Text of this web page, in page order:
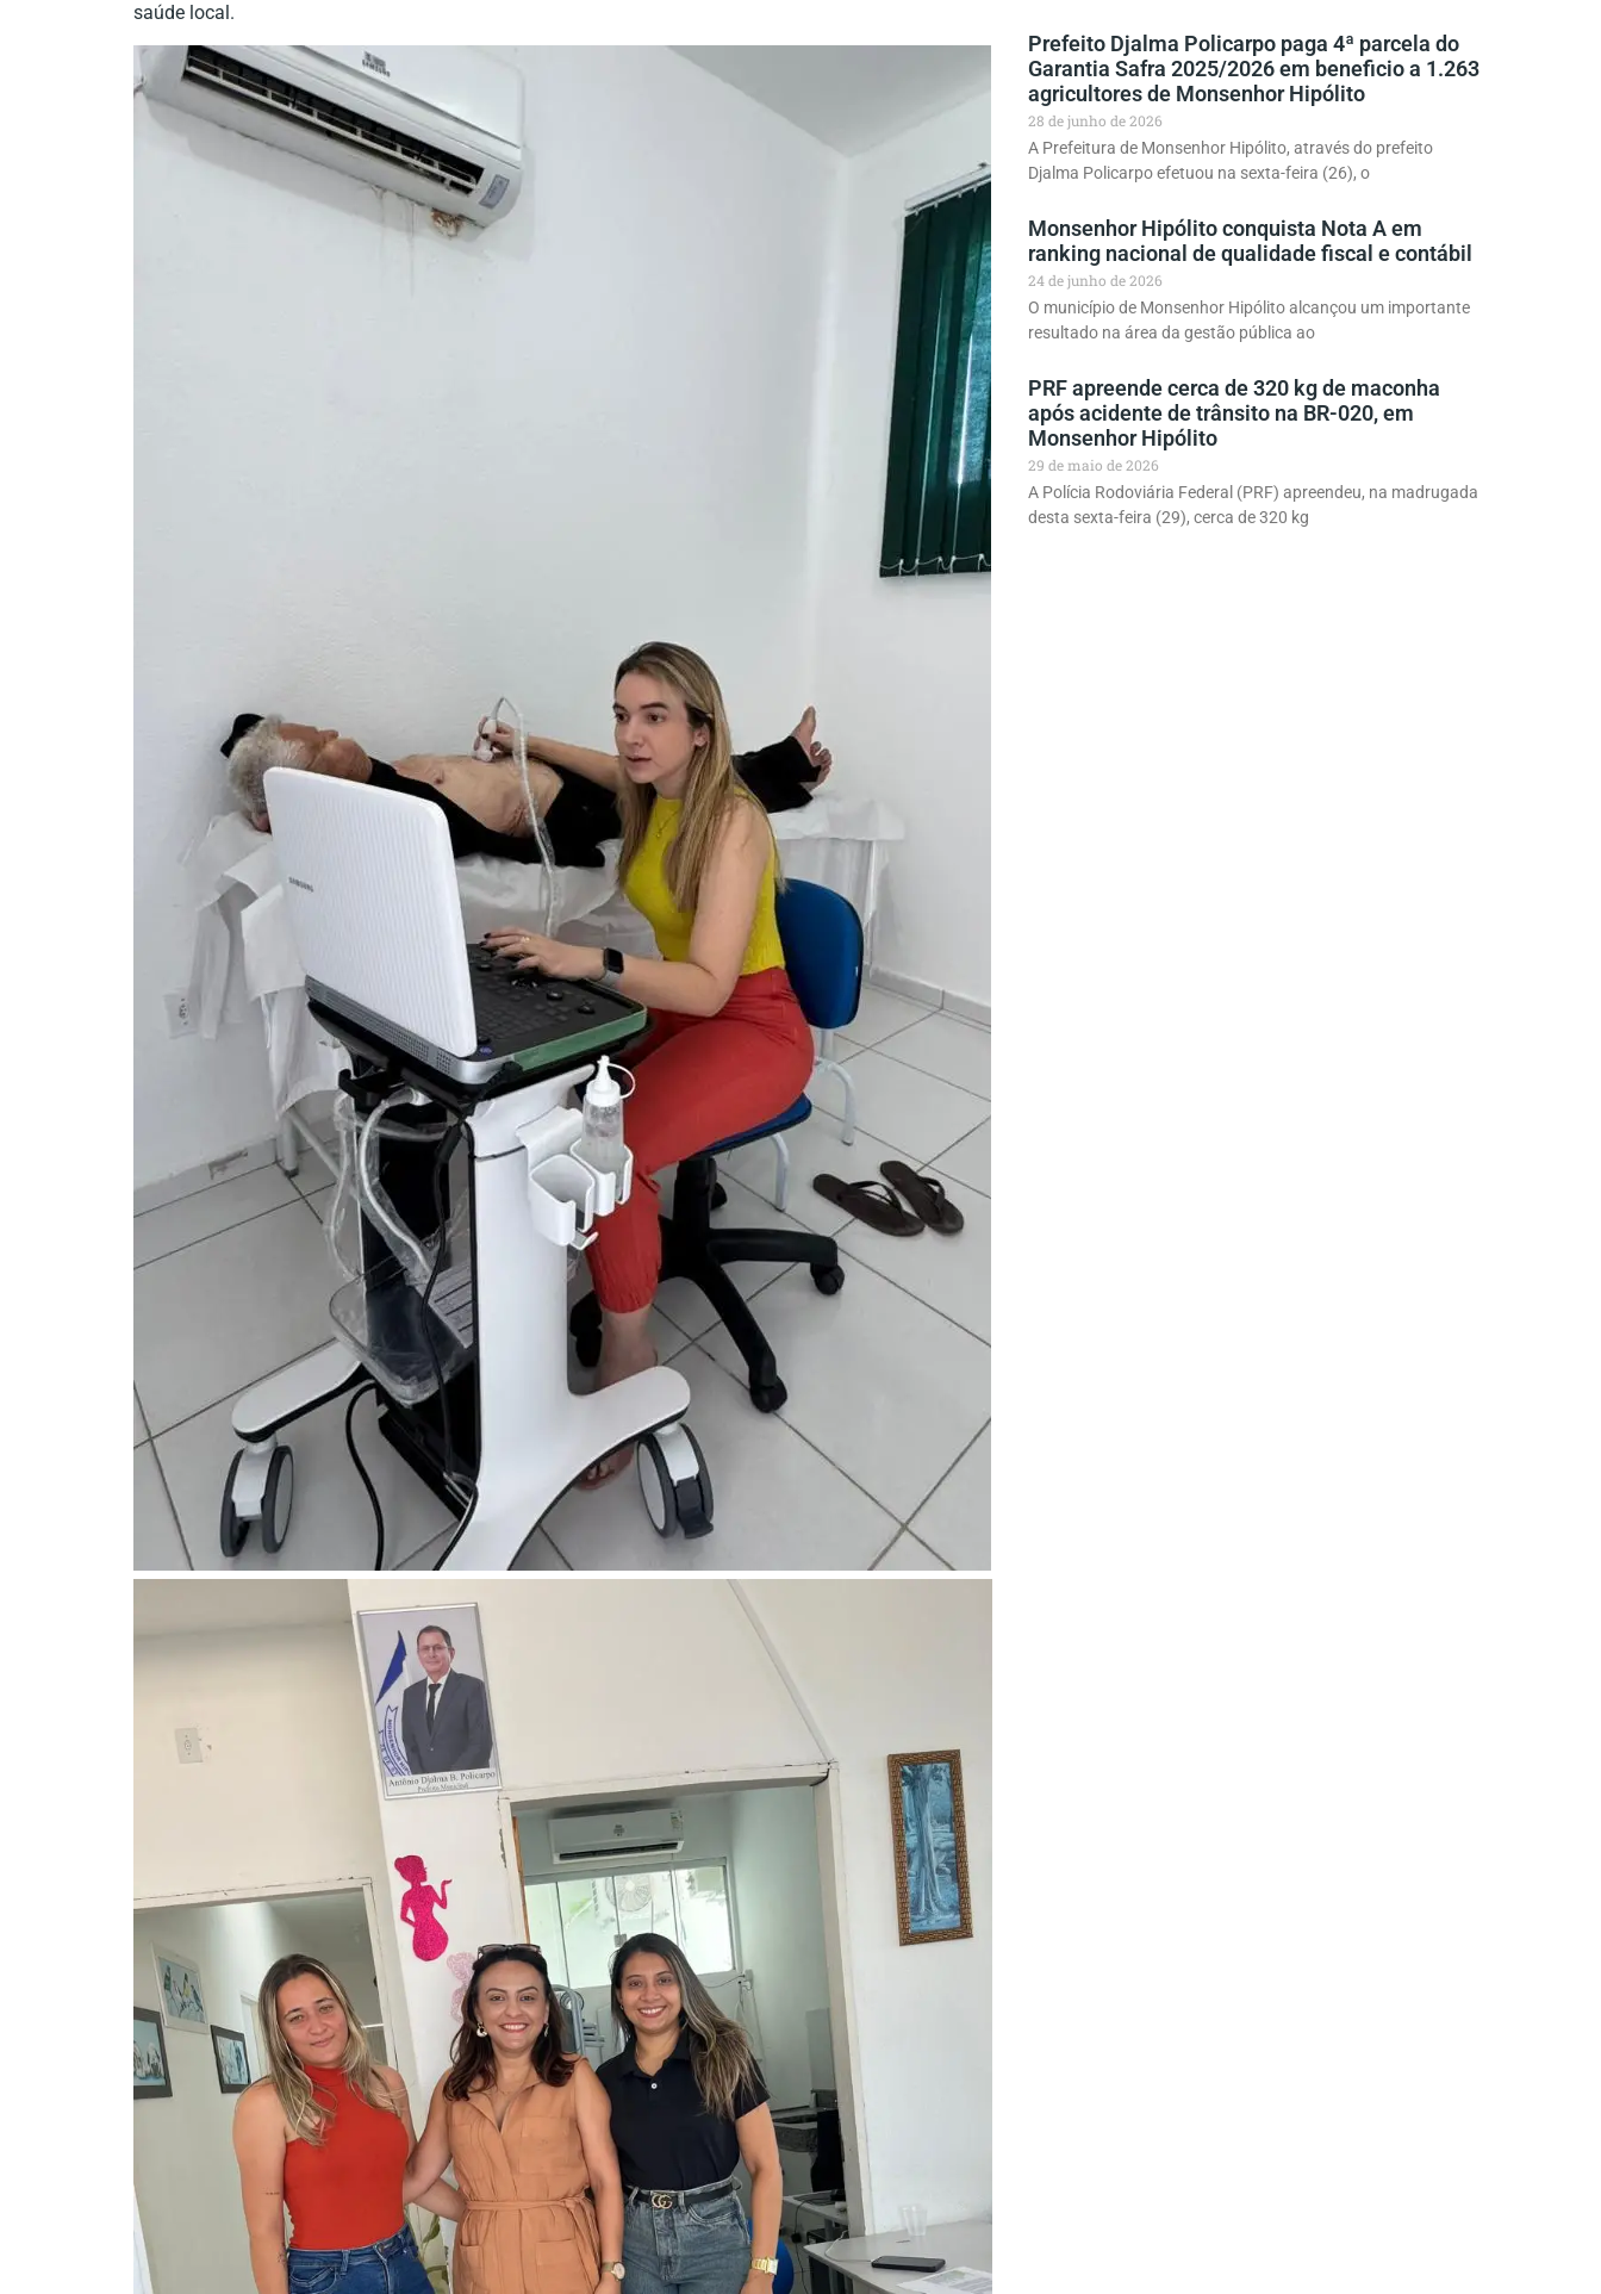
saúde local.
Prefeito Djalma Policarpo paga 4ª parcela do
Garantia Safra 2025/2026 em beneficio a 1.263
agricultores de Monsenhor Hipólito
28 de junho de 2026
A Prefeitura de Monsenhor Hipólito, através do prefeito
Djalma Policarpo efetuou na sexta-feira (26), o
Monsenhor Hipólito conquista Nota A em
ranking nacional de qualidade fiscal e contábil
24 de junho de 2026
O município de Monsenhor Hipólito alcançou um importante
resultado na área da gestão pública ao
PRF apreende cerca de 320 kg de maconha
após acidente de trânsito na BR-020, em
Monsenhor Hipólito
29 de maio de 2026
A Polícia Rodoviária Federal (PRF) apreendeu, na madrugada
desta sexta-feira (29), cerca de 320 kg